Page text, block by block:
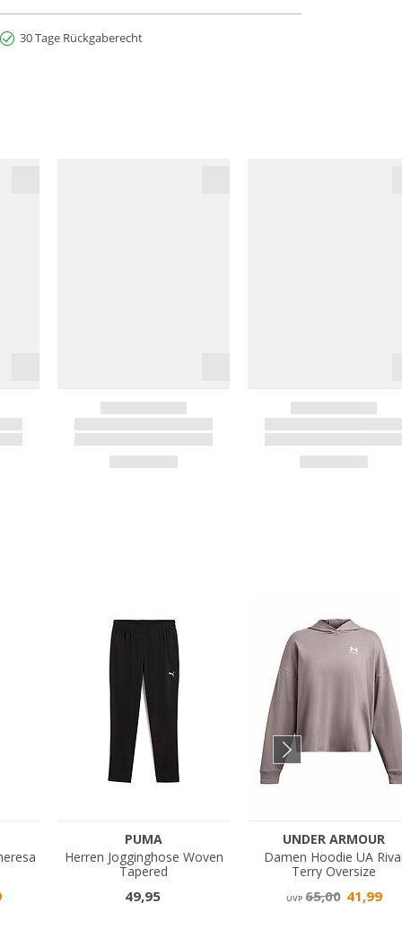
30 Tage Rückgaberecht